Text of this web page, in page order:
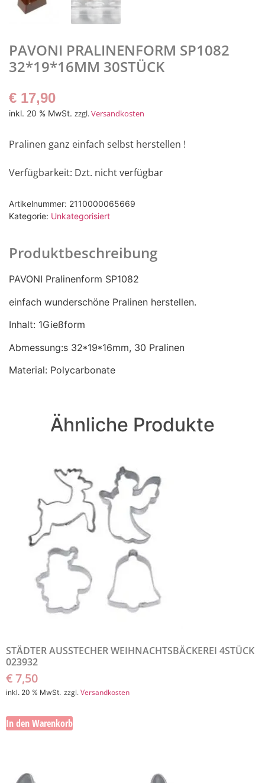
PAVONI PRALINENFORM SP1082
32*19*16MM 30STÜCK
€ 17,90
inkl. 20 % MwSt. zzgl.Versandkosten
Pralinen ganz einfach selbst herstellen !
Verfügbarkeit: Dzt. nicht verfügbar
Artikelnummer: 2110000065669
Kategorie: Unkategorisiert
Produktbeschreibung
PAVONI Pralinenform SP1082
einfach wunderschöne Pralinen herstellen.
Inhalt: 1Gießform
Abmessung:s 32*19*16mm, 30 Pralinen
Material: Polycarbonate
Ähnliche Produkte
STÄDTER AUSSTECHER WEIHNACHTSBÄCKEREI 4STÜCK
023932
€7,50
inkl. 20 % MwSt. zzgl.Versandkosten
In den Warenkorb